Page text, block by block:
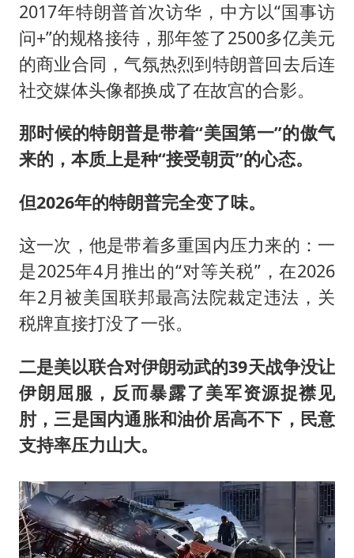
2017年特朗普首次访华，中方以“国事访
问+”的规格接待，那年签了2500多亿美元
的商业合同，气氛热烈到特朗普回去后连
社交媒体头像都换成了在故宫的合影。
那时候的特朗普是带着“美国第一”的傲气
来的，本质上是种“接受朝贡”的心态。
但2026年的特朗普完全变了味。
这一次，他是带着多重国内压力来的：一
是2025年4月推出的“对等关税”，在2026
年2月被美国联邦最高法院裁定违法，关
税牌直接打没了一张。
二是美以联合对伊朗动武的39天战争没让
伊朗屈服，反而暴露了美军资源捉襟见
肘，三是国内通胀和油价居高不下，民意
支持率压力山大。